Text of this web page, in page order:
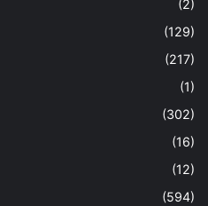
(2)
(129)
(217)
(1)
(302)
(16)
(12)
(594)